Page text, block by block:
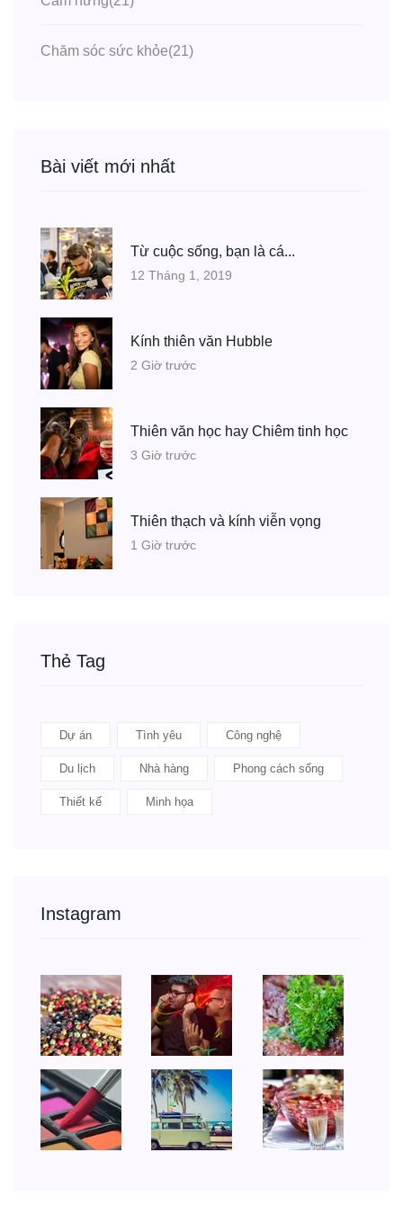
Chăm sóc sức khỏe(21)
Bài viết mới nhất
Từ cuộc sống, bạn là cá...
12 Tháng 1, 2019
Kính thiên văn Hubble
2 Giờ trước
Thiên văn học hay Chiêm tinh học
3 Giờ trước
Thiên thạch và kính viễn vọng
1 Giờ trước
Thẻ Tag
Dự án Tình yêu Công nghệ
Du lịch Nhà hàng Phong cách sống
Thiết kế Minh họa
Instagram